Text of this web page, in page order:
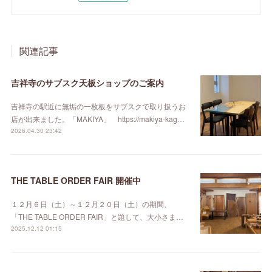
関連記事
吉祥寺のサブスク天板ショップのご案内
吉祥寺の駅近に無垢の一枚板をサブスクで取り扱うお
店が出来ました。「MAKIYA」 https://makiya-kag…
2026.04.30 23:42
THE TABLE ORDER FAIR 開催中
１２月６日（土）～１２月２０日（土）の期間、
「THE TABLE ORDER FAIR」と題して、大小さま…
2025.12.12 01:15